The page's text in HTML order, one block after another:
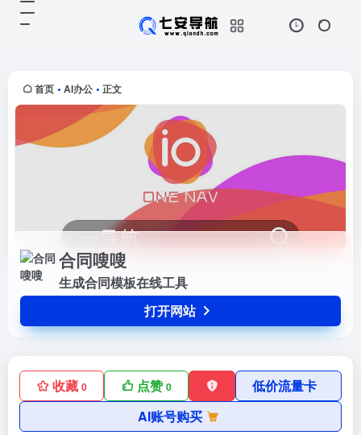
首页 • AI办公 • 正文
合同嗖嗖
生成合同模板在线工具
打开网站
收藏 0 点赞0
低价流量卡
AI账号购买